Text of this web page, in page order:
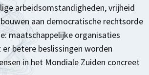
arbeidsomstandigheden, vrijheid
aan democratische rechtsorde
maatschappelijke organisaties
betere beslissingen worden
in het Mondiale Zuiden concreet